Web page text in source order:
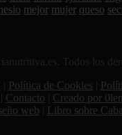
mejor mujer queso
Todos los
Política de Cookies
Contacto
Creado por
web
Libro sobre